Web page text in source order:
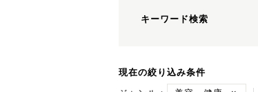
キーワード検索
現在の絞り込み条件